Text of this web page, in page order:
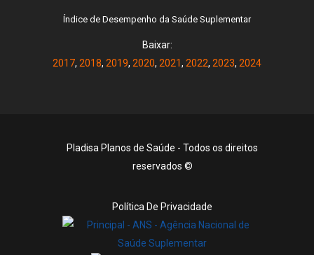
Índice de Desempenho da Saúde Suplementar
Baixar:
2017, 2018, 2019, 2020, 2021, 2022, 2023, 2024
Pladisa Planos de Saúde - Todos os direitos
reservados ©
Política De Privacidade